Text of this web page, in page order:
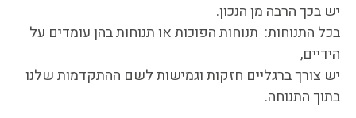
יש בכך הרבה מן הנכון.
בכל התנוחות: תנוחות הפוכות או תנוחות בהן עומדים על
הידיים,
יש צורך ברגליים חזקות וגמישות לשם ההתקדמות שלנו
בתוך התנוחה.